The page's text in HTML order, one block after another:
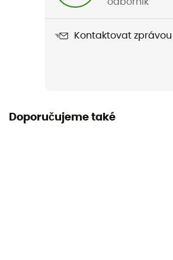
Kontaktovat zprávou
Doporučujeme také